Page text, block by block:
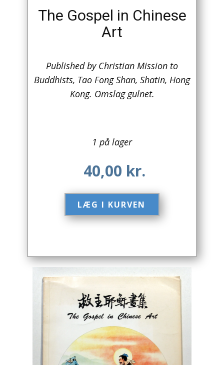
Antikke / Specielle Bøger
Arkitektur
Biografier / Erindringer
Børn / Unge
Design
Drikkevare / Øl / Vin
Engelsk
Europa
The Gospel in Chinese
Art
Published by Christian Mission to
Buddhists, Tao Fong Shan, Shatin, Hong
Kong. Omslag gulnet.
1 på lager
40,00 kr.
LÆG I KURVEN​